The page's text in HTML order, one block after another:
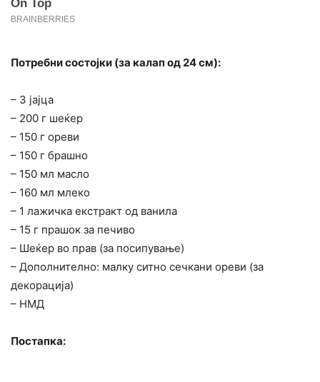
Потребни состојки (за калап од 24 см):
– 3 јајца
– 200 г шеќер
– 150 г ореви
– 150 г брашно
– 150 мл масло
– 160 мл млеко
– 1 лажичка екстракт од ванила
– 15 г прашок за печиво
– Шеќер во прав (за посипување)
– Дополнително: малку ситно сечкани ореви (за
декорација)
– НМД
Постапка: